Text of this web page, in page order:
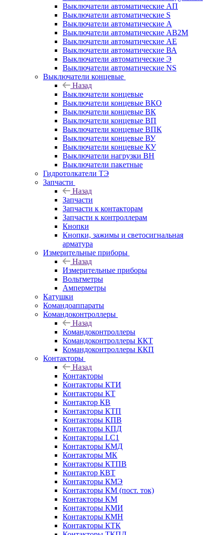
Выключатели автоматические АП
Выключатели автоматические S
Выключатели автоматические А
Выключатели автоматические АВ2М
Выключатели автоматические АЕ
Выключатели автоматические ВА
Выключатели автоматические Э
Выключатели автоматические NS
Выключатели концевые
Назад
Выключатели концевые
Выключатели концевые ВКО
Выключатели концевые ВК
Выключатели концевые ВП
Выключатели концевые ВПК
Выключатели концевые ВУ
Выключатели концевые КУ
Выключатели нагрузки ВН
Выключатели пакетные
Гидротолкатели ТЭ
Запчасти
Назад
Запчасти
Запчасти к контакторам
Запчасти к контроллерам
Кнопки
Кнопки, зажимы и светосигнальная
арматура
Измерительные приборы
Назад
Измерительные приборы
Вольтметры
Амперметры
Катушки
Командоаппараты
Командоконтроллеры
Назад
Командоконтроллеры
Командоконтроллеры ККТ
Командоконтроллеры ККП
Контакторы
Назад
Контакторы
Контакторы КТИ
Контакторы КТ
Контактор КВ
Контакторы КТП
Контакторы КПВ
Контакторы КПД
Контакторы LC1
Контакторы КМД
Контакторы МК
Контакторы КТПВ
Контактор КВТ
Контакторы КМЭ
Контакторы КМ (пост. ток)
Контакторы КМ
Контакторы КМИ
Контакторы КМН
Контакторы КТК